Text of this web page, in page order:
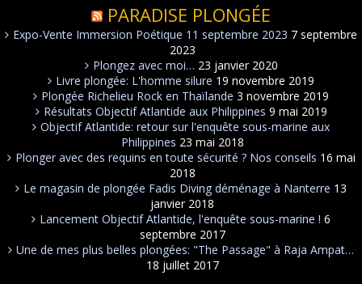
PARADISE PLONGÉE
Expo-Vente Immersion Poétique 11 septembre 2023 7 septembre
2023
Plongez avec moi… 23 janvier 2020
Livre plongée: L'homme silure 19 novembre 2019
Plongée Richelieu Rock en Thaïlande 3 novembre 2019
Résultats Objectif Atlantide aux Philippines 9 mai 2019
Objectif Atlantide: retour sur l'enquête sous-marine aux
Philippines 23 mai 2018
Plonger avec des requins en toute sécurité ? Nos conseils 16 mai
2018
Le magasin de plongée Fadis Diving déménage à Nanterre 13
janvier 2018
Lancement Objectif Atlantide, l'enquête sous-marine ! 6
septembre 2017
Une de mes plus belles plongées: "The Passage" à Raja Ampat…
18 juillet 2017